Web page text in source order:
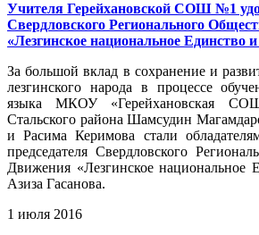
Учителя Герейхановской СОШ №1
Свердловского Регионального
«Лезгинское национальное Единство
За большой вклад в сохранение и
лезгинского народа в процессе
языка МКОУ «Герейхановская
Стальского района Шамсудин
и Расима Керимова стали
председателя Свердловского
Движения «Лезгинское национальное
Азиза Гасанова.
1 июля 2016